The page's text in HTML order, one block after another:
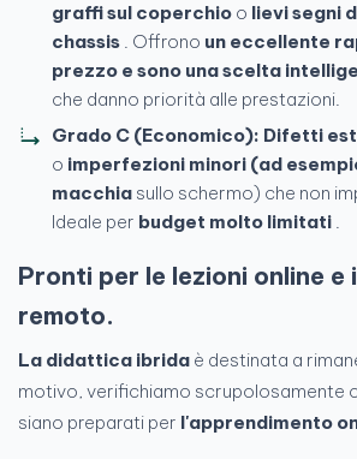
graffi sul coperchio o lievi segni
chassis . Offrono un eccellente
prezzo e sono una scelta
che danno priorità alle prestazioni.
Grado C (Economico): Difetti
o imperfezioni minori (ad
macchia sullo schermo) che non
Ideale per budget molto limitati .
Pronti per le lezioni online e
remoto.
La didattica ibrida è destinata a
motivo, verifichiamo scrupolosamente
siano preparati per l'apprendimento